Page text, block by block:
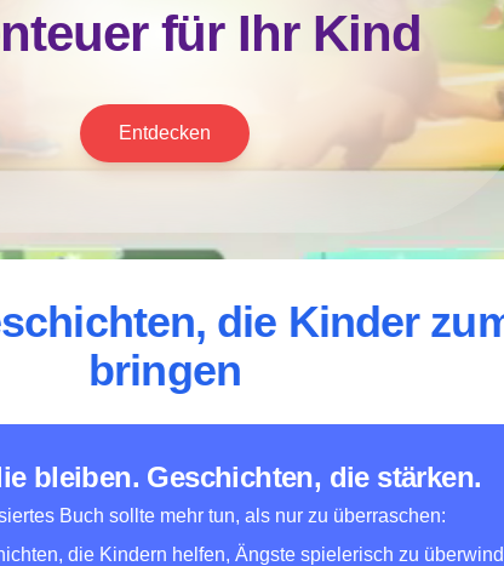
für Ihr Kind
Entdecken
die Kinder
bringen
bleiben. Geschichten, die stärken.
Buch sollte mehr tun, als nur zu überraschen:
die Kindern helfen, Ängste spielerisch zu